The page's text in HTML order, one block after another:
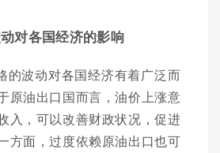
对各国经济的影响
的波动对各国经济有着广泛而
原油出口国而言，油价上涨意
入，可以改善财政状况，促进
方面，过度依赖原油出口也可